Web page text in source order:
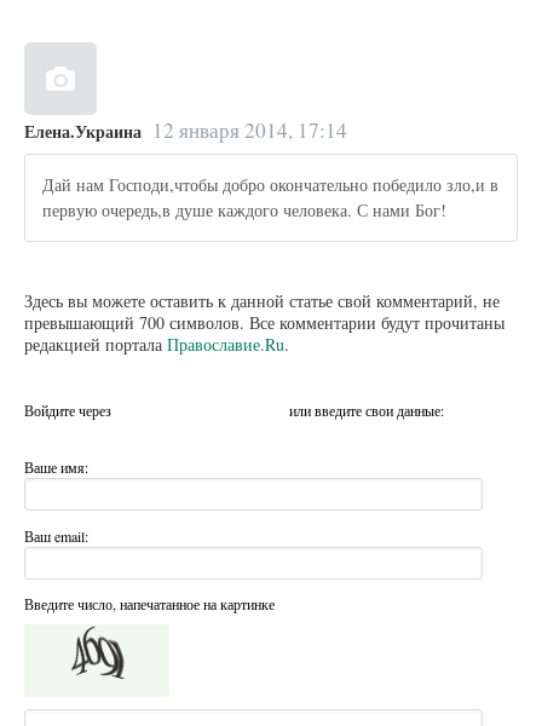
Елена.Украина 12 января 2014, 17:14
Дай нам Господи,чтобы добро окончательно победило зло,и в
первую очередь,в душе каждого человека. С нами Бог!
Здесь вы можете оставить к данной статье свой комментарий, не
превышающий 700 символов. Все комментарии будут прочитаны
редакцией портала Православие.Ru.
Войдите через или введите свои данные:
Ваше имя:
Ваш email:
Введите число, напечатанное на картинке